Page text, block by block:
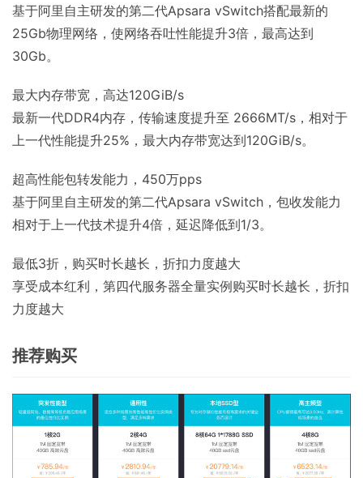
基于阿里自主研发的第二代Apsara vSwitch搭配最新的
25Gb物理网络，使网络吞吐性能提升3倍，最高达到
30Gb。
最大内存带宽，高达120GiB/s
最新一代DDR4内存，传输速度提升至 2666MT/s，相对于
上一代性能提升25%，最大内存带宽达到120GiB/s。
超高性能包转发能力，450万pps
基于阿里自主研发的第二代Apsara vSwitch，包收发能力
相对于上一代技术提升4倍，延迟降低到1/3。
最低3折，购买时长越长，折扣力度越大
享受成本红利，第四代服务器全量实例购买时长越长，折扣
力度越大
推荐购买